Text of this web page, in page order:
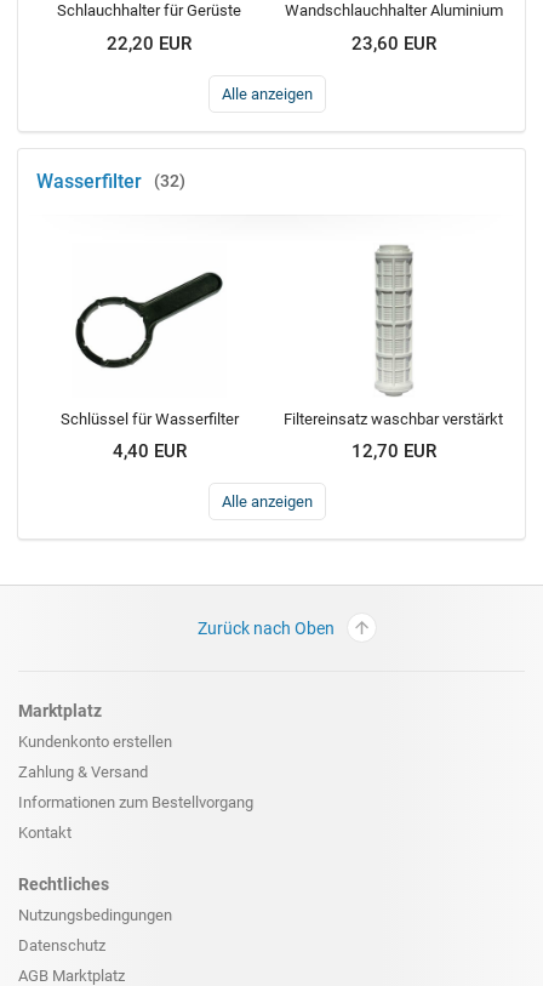
Schlauchhalter für Gerüste
22,20 EUR
Wandschlauchhalter Aluminium
23,60 EUR
Alle anzeigen
Wasserfilter 32
Schlüssel für Wasserfilter
4,40 EUR
Filtereinsatz waschbar verstärkt
12,70 EUR
Alle anzeigen
Zurück nach Oben
Marktplatz
Kundenkonto erstellen
Zahlung & Versand
Informationen zum Bestellvorgang
Kontakt
Rechtliches
Nutzungsbedingungen
Datenschutz
AGB Marktplatz